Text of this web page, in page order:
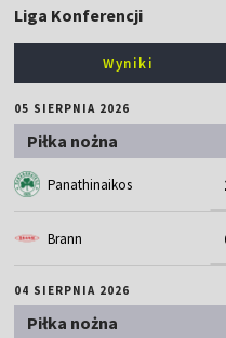
Liga Konferencji
Wyniki
05 SIERPNIA 2026
Piłka nożna
Panathinaikos
Brann
04 SIERPNIA 2026
Piłka nożna